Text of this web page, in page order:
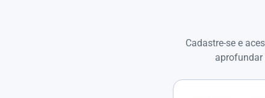
Cadastre-se e
aprofundar